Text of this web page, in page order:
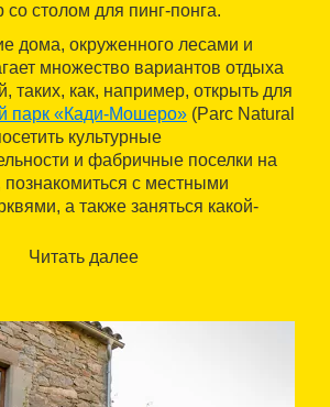
со столом для пинг-понга.
дома, окруженного лесами и
множество вариантов отдыха
таких, как, например, открыть для
парк «Кади-Мошеро» (Parc Natural
культурные
и фабричные поселки на
познакомиться с местными
а также заняться какой-
можно легко добраться до
Читать далее